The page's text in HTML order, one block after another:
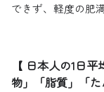
できず、軽度の肥
【 日本人の1日
物」「脂質」「た